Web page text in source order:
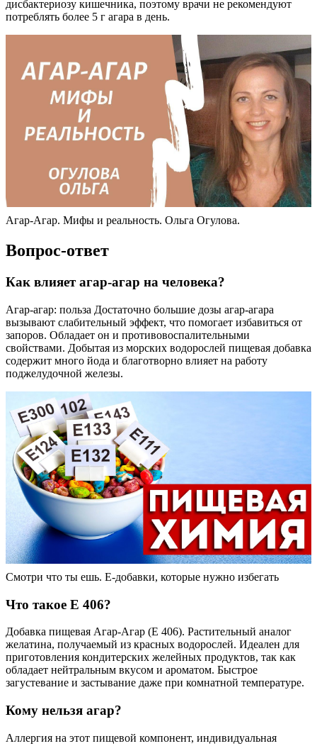
дисбактериозу кишечника, поэтому врачи не рекомендуют
потреблять более 5 г агара в день.
Агар-Агар. Мифы и реальность. Ольга Огулова.
Вопрос-ответ
Как влияет агар-агар на человека?
Агар-агар: польза Достаточно большие дозы агар-агара
вызывают слабительный эффект, что помогает избавиться от
запоров. Обладает он и противовоспалительными
свойствами. Добытая из морских водорослей пищевая добавка
содержит много йода и благотворно влияет на работу
поджелудочной железы.
Смотри что ты ешь. Е-добавки, которые нужно избегать
Что такое Е 406?
Добавка пищевая Агар-Агар (Е 406). Растительный аналог
желатина, получаемый из красных водорослей. Идеален для
приготовления кондитерских желейных продуктов, так как
обладает нейтральным вкусом и ароматом. Быстрое
загустевание и застывание даже при комнатной температуре.
Кому нельзя агар?
Аллергия на этот пищевой компонент, индивидуальная